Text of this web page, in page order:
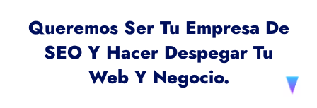
Queremos Ser Tu Empresa De
SEO Y Hacer Despegar Tu
Web Y Negocio.